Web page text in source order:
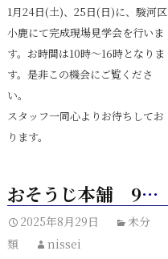
1月24日(土)、25日(日)に、駿河区
小鹿にて完成現場見学会を行いま
す。お時間は10時〜16時となりま
す。是非この機会にご覧くださ
い。
スタッフ一同心よりお待ちしてお
ります。
物件詳細 おそうじ本舗 9月・10月キャンペーン
2025年8月29日
未分
類
nissei